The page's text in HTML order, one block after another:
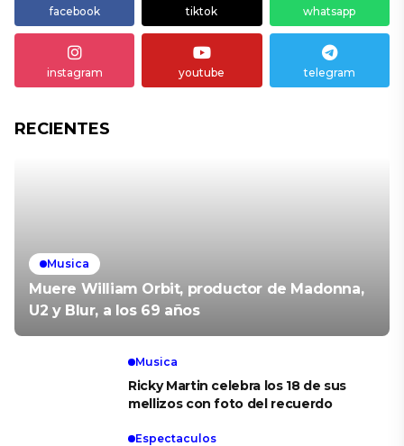
facebook tiktok whatsapp
instagram youtube telegram
RECIENTES
Musica
Muere William Orbit, productor de Madonna,
U2 y Blur, a los 69 años
Musica
Ricky Martin celebra los 18 de sus
mellizos con foto del recuerdo
Espectaculos